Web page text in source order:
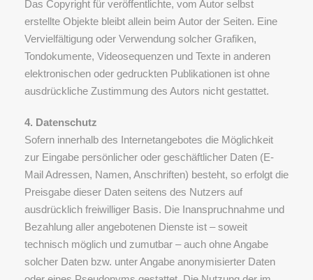
Das Copyright für veröffentlichte, vom Autor selbst
erstellte Objekte bleibt allein beim Autor der Seiten. Eine
Vervielfältigung oder Verwendung solcher Grafiken,
Tondokumente, Videosequenzen und Texte in anderen
elektronischen oder gedruckten Publikationen ist ohne
ausdrückliche Zustimmung des Autors nicht gestattet.
4. Datenschutz
Sofern innerhalb des Internetangebotes die Möglichkeit
zur Eingabe persönlicher oder geschäftlicher Daten (E-
Mail Adressen, Namen, Anschriften) besteht, so erfolgt die
Preisgabe dieser Daten seitens des Nutzers auf
ausdrücklich freiwilliger Basis. Die Inanspruchnahme und
Bezahlung aller angebotenen Dienste ist – soweit
technisch möglich und zumutbar – auch ohne Angabe
solcher Daten bzw. unter Angabe anonymisierter Daten